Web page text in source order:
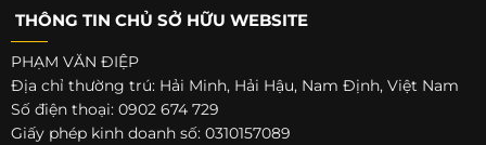
THÔNG TIN CHỦ SỞ HỮU WEBSITE
PHẠM VĂN ĐIỆP
Địa chỉ thường trú: Hải Minh, Hải Hậu, Nam Định, Việt Nam
Số điện thoại: 0902 674 729
Giấy phép kinh doanh số: 0310157089